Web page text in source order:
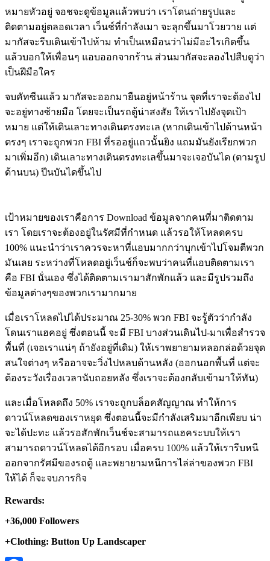
หมายหัวอยู่ จอชจะดูข้อมูลแล้วพบว่า เราโดนถ่ายรูปและ
ติดตามอยู่ตลอดเวลา เว็นช์ที่กำลังเมา จะลุกขึ้นมาโวยวาย แต่
มากัสจะรีบเดินเข้าไปห้าม ทำเป็นเหมือนว่าไม่มีอะไรเกิดขึ้น
แล้วบอกให้เพื่อนๆ แอบออกจากร้าน ส่วนมากัสจะลองไปสืบดูว่า
เป็นฝีมือใคร
จบคัทซีนแล้ว มากัสจะออกมายืนอยู่หน้าร้าน จุดที่เราจะต้องไป
จะอยู่ทางซ้ายมือ โดยจะเป็นรถตู้น่าสงสัย ให้เราไปยังจุดเป้า
หมาย แต่ให้เดินเลาะทางเดินตรงทะเล (หากเดินเข้าไปด้านหน้า
ตรงๆ เราจะถูกพวก FBI ที่รออยู่แถวนั้นยิง แถมมันยังเรียกพวก
มาเพิ่มอีก) เดินเลาะทางเดินตรงทะเลขึ้นมาจะเจอบันได (ตามรูป
ด้านบน) ปีนบันไดขึ้นไป
เป้าหมายของเราคือการ Download ข้อมูลจากคนที่มาติดตาม
เรา โดยเราจะต้องอยู่ในรัศมีที่กำหนด แล้วรอให้โหลดครบ
100% แนะนำว่าเราควรจะหาที่แอบมากกว่าบุกเข้าไปโจมตีพวก
มันเลย ระหว่างที่โหลดอยู่เว็นช์ก็จะพบว่าคนที่แอบติดตามเรา
คือ FBI นั่นเอง ซึ่งได้ติดตามเรามาสักพักแล้ว และมีรูปรวมถึง
ข้อมูลต่างๆของพวกเรามากมาย
เมื่อเราโหลดไปได้ประมาณ 25-30% พวก FBI จะรู้ตัวว่ากำลัง
โดนเราแฮคอยู่ ซึ่งตอนนี้ จะมี FBI บางส่วนเดินไป-มาเพื่อสำรวจ
พื้นที่ (เจอเราแน่ๆ ถ้ายังอยู่ที่เดิม) ให้เราพยายามหลอกล่อด้วยจุด
สนใจต่างๆ หรืออาจจะวิ่งไปหลบด้านหลัง (ออกนอกพื้นที่ แต่จะ
ต้องระวังเรื่องเวลานับถอยหลัง ซึ่งเราจะต้องกลับเข้ามาให้ทัน)
และเมื่อโหลดถึง 50% เราจะถูกบล็อคสัญญาณ ทำให้การ
ดาวน์โหลดของเราหยุด ซึ่งตอนนี้จะมีกำลังเสริมมาอีกเพียบ น่า
จะได้ปะทะ แล้วรอสักพักเว็นช์จะสามารถแฮคระบบให้เรา
สามารถดาวน์โหลดได้อีกรอบ เมื่อครบ 100% แล้วให้เรารีบหนี
ออกจากรัศมีของรถตู้ และพยายามหนีการไล่ล่าของพวก FBI
ให้ได้ ก็จะจบภารกิจ
Rewards:
+36,000 Followers
+Clothing: Button Up Landscaper